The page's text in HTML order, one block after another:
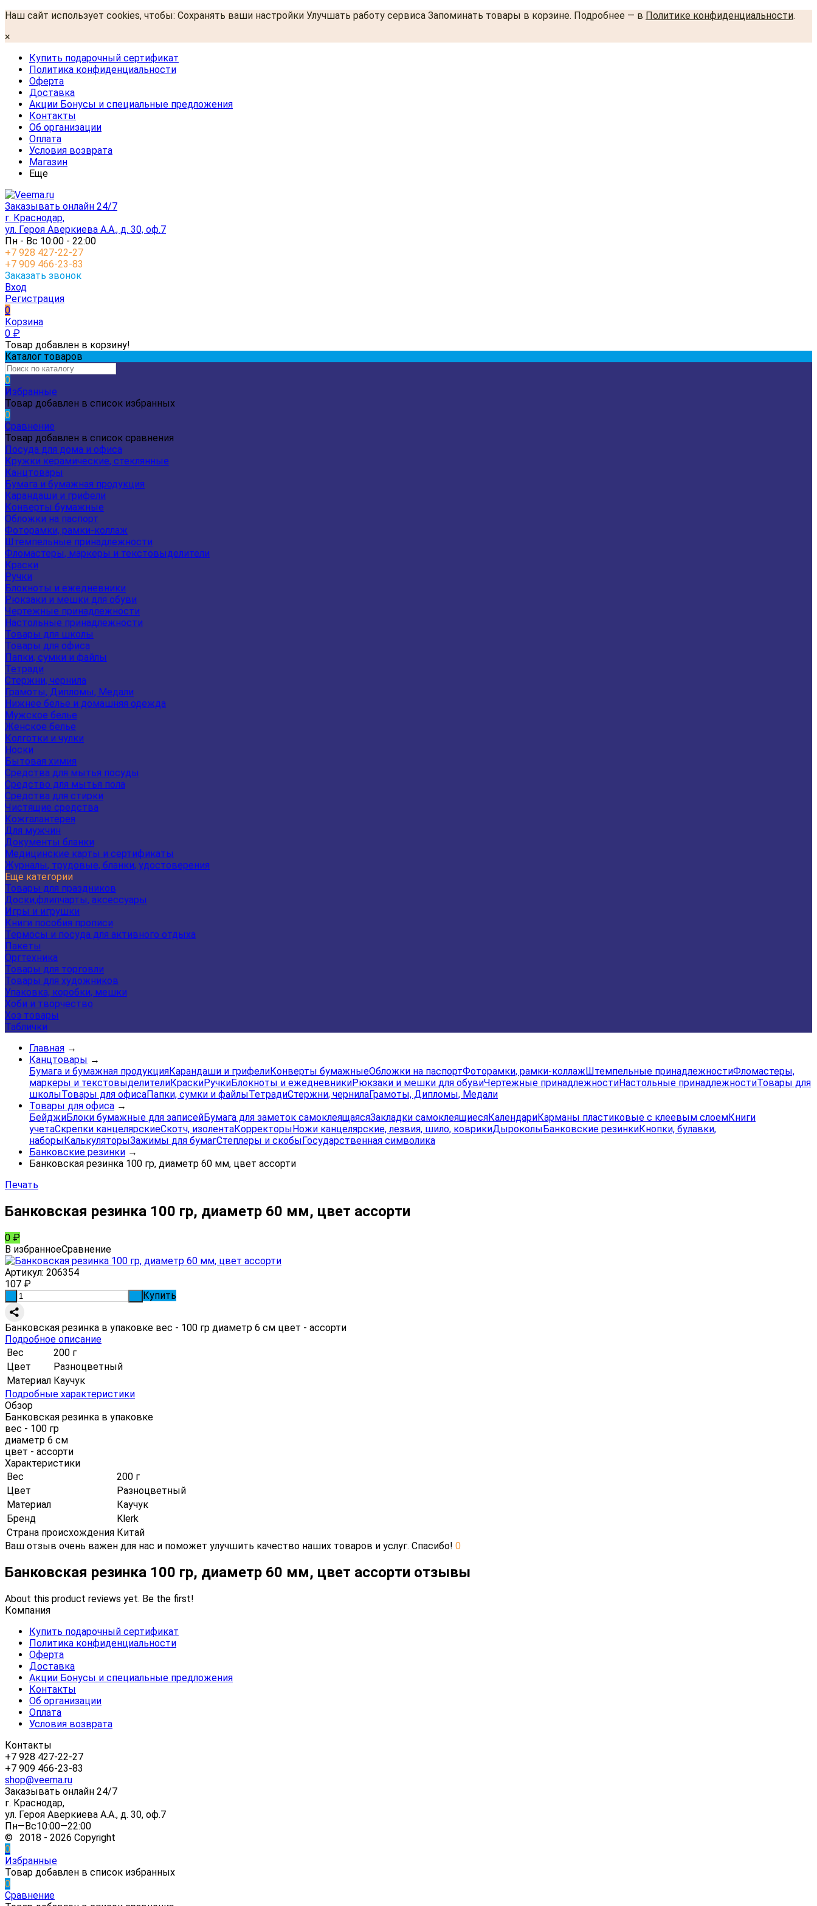
Наш сайт использует cookies, чтобы: Сохранять ваши настройки Улучшать работу сервиса Запоминать товары в корзине. Подробнее — в Политике конфиденциальности.
×
Купить подарочный сертификат
Политика конфиденциальности
Оферта
Доставка
Акции Бонусы и специальные предложения
Контакты
Об организации
Оплата
Условия возврата
Магазин
Еще
Заказывать онлайн 24/7
г. Краснодар,
ул. Героя Аверкиева А.А., д. 30, оф.7
Пн - Вс 10:00 - 22:00
+7 928 427-22-27
+7 909 466-23-83
Заказать звонок
Вход
Регистрация
0
Корзина
0 ₽
Товар добавлен в корзину!
Каталог товаров
0
Избранные
Товар добавлен в список избранных
0
Сравнение
Товар добавлен в список сравнения
Посуда для дома и офиса
Кружки керамические, стеклянные
Канцтовары
Бумага и бумажная продукция
Карандаши и грифели
Конверты бумажные
Обложки на паспорт
Фоторамки, рамки-коллаж
Штемпельные принадлежности
Фломастеры, маркеры и текстовыделители
Краски
Ручки
Блокноты и ежедневники
Рюкзаки и мешки для обуви
Чертежные принадлежности
Настольные принадлежности
Товары для школы
Товары для офиса
Папки, сумки и файлы
Тетради
Стержни, чернила
Грамоты, Дипломы, Медали
Нижнее белье и домашняя одежда
Мужское белье
Женское белье
Колготки и чулки
Носки
Бытовая химия
Средства для мытья посуды
Средство для мытья пола
Средства для стирки
Чистящие средства
Кожгалантерея
Для мужчин
Документы бланки
Медицинские карты и сертификаты
Журналы, трудовые, бланки, удостоверения
Еще категории
Товары для праздников
Доски,флипчарты, аксессуары
Игры и игрушки
Книги пособия прописи
Термосы и посуда для активного отдыха
Пакеты
Оргтехника
Товары для торговли
Товары для художников
Упаковка, коробки, мешки
Хоби и творчество
Хоз товары
Таблички
Главная →
Канцтовары →
Бумага и бумажная продукцияКарандаши и грифелиКонверты бумажныеОбложки на паспортФоторамки, рамки-коллажШтемпельные принадлежностиФломастеры,
маркеры и текстовыделителиКраскиРучкиБлокноты и ежедневникиРюкзаки и мешки для обувиЧертежные принадлежностиНастольные принадлежностиТовары для
школыТовары для офисаПапки, сумки и файлыТетрадиСтержни, чернилаГрамоты, Дипломы, Медали
Товары для офиса →
БейджиБлоки бумажные для записейБумага для заметок самоклеящаясяЗакладки самоклеящиесяКалендариКарманы пластиковые с клеевым слоемКниги
учетаСкрепки канцелярскиеСкотч, изолентаКорректорыНожи канцелярские, лезвия, шило, коврикиДыроколыБанковские резинкиКнопки, булавки,
наборыКалькуляторыЗажимы для бумагСтеплеры и скобыГосударственная символика
Банковские резинки →
Банковская резинка 100 гр, диаметр 60 мм, цвет ассорти
Печать
Банковская резинка 100 гр, диаметр 60 мм, цвет ассорти
0 ₽
В избранноеСравнение
Артикул: 206354
107 ₽
Купить
Банковская резинка в упаковке вес - 100 гр диаметр 6 см цвет - ассорти
Подробное описание
Вес
200 г
Цвет
Разноцветный
Материал Каучук
Подробные характеристики
Обзор
Банковская резинка в упаковке
вес - 100 гр
диаметр 6 см
цвет - ассорти
Характеристики
Вес
200 г
Цвет
Разноцветный
Материал
Каучук
Бренд
Klerk
Страна происхождения Китай
Ваш отзыв очень важен для нас и поможет улучшить качество наших товаров и услуг. Спасибо! 0
Банковская резинка 100 гр, диаметр 60 мм, цвет ассорти отзывы
About this product reviews yet. Be the first!
Компания
Купить подарочный сертификат
Политика конфиденциальности
Оферта
Доставка
Акции Бонусы и специальные предложения
Контакты
Об организации
Оплата
Условия возврата
Контакты
+7 928 427-22-27
+7 909 466-23-83
shop@veema.ru
Заказывать онлайн 24/7
г. Краснодар,
ул. Героя Аверкиева А.А., д. 30, оф.7
Пн—Вс10:00—22:00
© 2018 - 2026 Copyright
0
Избранные
Товар добавлен в список избранных
0
Сравнение